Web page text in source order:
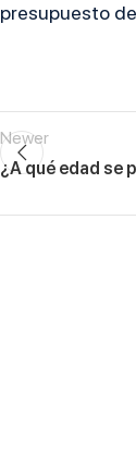
presupuesto de
Newer
¿A qué edad se